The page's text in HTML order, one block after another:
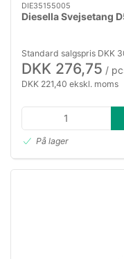
DIE35155005
Diesella Svejsetang
Standard salgspris DKK
DKK 276,75 /
DKK 221,40 ekskl. moms
På lager